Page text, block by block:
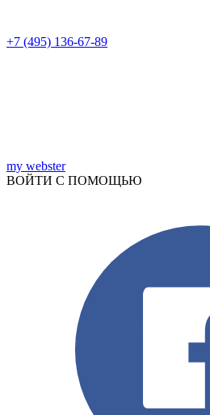
+7 (495) 136-67-89
my webster
ВОЙТИ С ПОМОЩЬЮ